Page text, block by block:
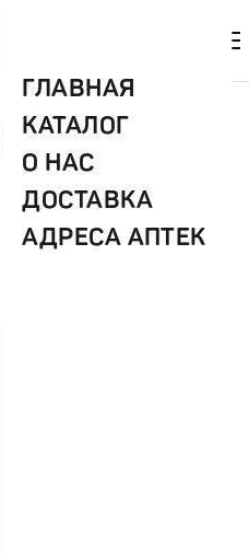
ГЛАВНАЯ
КАТАЛОГ
О НАС
ДОСТАВКА
АДРЕСА АПТЕК